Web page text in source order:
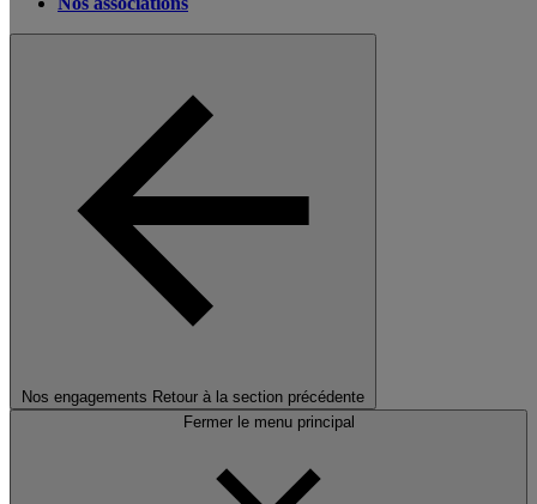
Nos engagements Retour à la section précédente
Fermer le menu principal